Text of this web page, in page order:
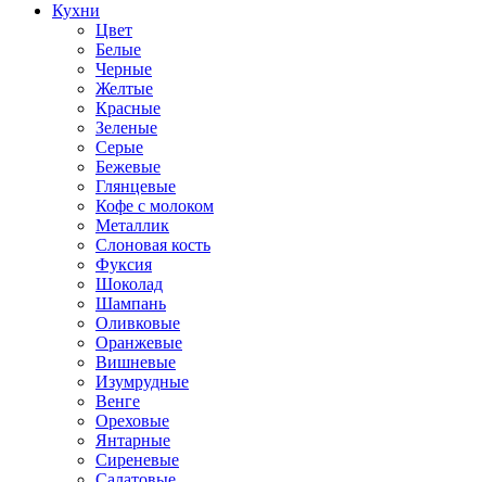
Кухни
Цвет
Белые
Черные
Желтые
Красные
Зеленые
Серые
Бежевые
Глянцевые
Кофе с молоком
Металлик
Слоновая кость
Фуксия
Шоколад
Шампань
Оливковые
Оранжевые
Вишневые
Изумрудные
Венге
Ореховые
Янтарные
Сиреневые